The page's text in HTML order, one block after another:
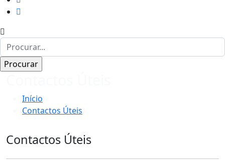
Início
Contactos Úteis
Contactos Úteis